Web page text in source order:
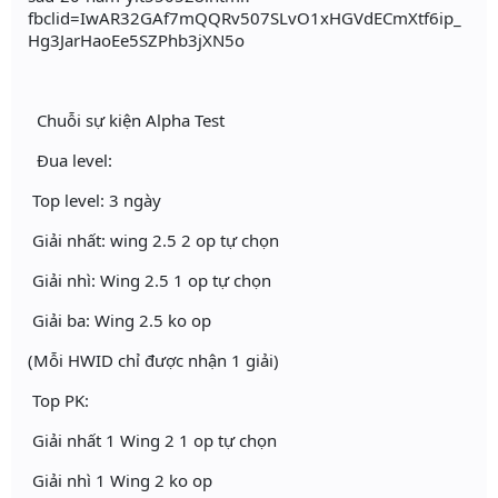
fbclid=IwAR32GAf7mQQRv507SLvO1xHGVdECmXtf6ip_
Hg3JarHaoEe5SZPhb3jXN5o
Chuỗi sự kiện Alpha Test
Đua level:
Top level: 3 ngày
Giải nhất: wing 2.5 2 op tự chọn
Giải nhì: Wing 2.5 1 op tự chọn
Giải ba: Wing 2.5 ko op
(Mỗi HWID chỉ được nhận 1 giải)
Top PK:
Giải nhất 1 Wing 2 1 op tự chọn
Giải nhì 1 Wing 2 ko op